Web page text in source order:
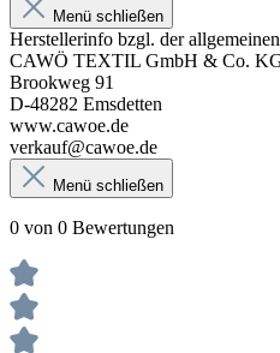
Menü schließen
Herstellerinfo bzgl. der
CAWÖ TEXTIL GmbH & Co.
Brookweg 91
D-48282 Emsdetten
www.cawoe.de
verkauf@cawoe.de
Menü schließen
0 von 0 Bewertungen